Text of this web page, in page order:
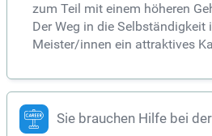
zum Teil mit einem höheren
Der Weg in die Selbständigkeit
Meister/innen ein attraktives
Sie brauchen Hilfe bei